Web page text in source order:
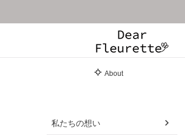
About
私たちの想い